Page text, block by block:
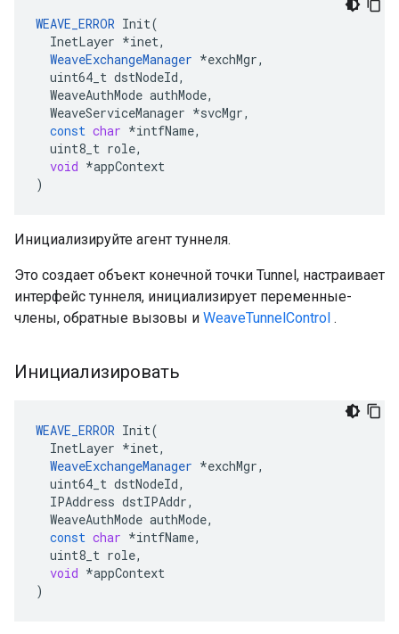
WEAVE_ERROR Init(
InetLayer *inet,
WeaveExchangeManager *exchMgr,
uint64_t dstNodeId,
WeaveAuthMode authMode,
WeaveServiceManager *svcMgr,
const char *intfName,
uint8_t role,
void *appContext
)
Инициализируйте агент туннеля.
Это создает объект конечной точки Tunnel, настраивает
интерфейс туннеля, инициализирует переменные-
члены, обратные вызовы и WeaveTunnelControl .
Инициализировать
WEAVE_ERROR Init(
InetLayer *inet,
WeaveExchangeManager *exchMgr,
uint64_t dstNodeId,
IPAddress dstIPAddr,
WeaveAuthMode authMode,
const char *intfName,
uint8_t role,
void *appContext
)